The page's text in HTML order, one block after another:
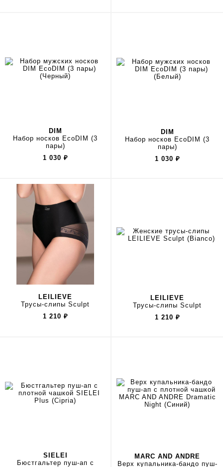
DIM
Набор носков EcoDIM (3
пары)
1 030 ₽
DIM
Набор носков EcoDIM (3
пары)
1 030 ₽
LEILIEVE
Трусы-слипы Sculpt
1 210 ₽
LEILIEVE
Трусы-слипы Sculpt
1 210 ₽
SIELEI
Бюстгальтер пуш-ап с
MARC AND ANDRE
Верх купальника-бандо пуш-